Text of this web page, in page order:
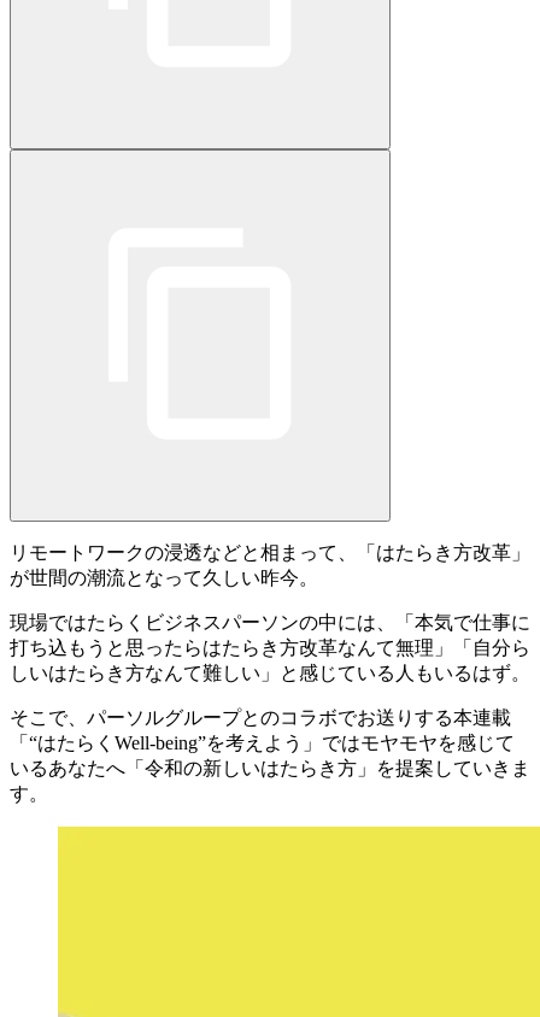
リモートワークの浸透などと相まって、「はたらき方改革」
が世間の潮流となって久しい昨今。
現場ではたらくビジネスパーソンの中には、「本気で仕事に
打ち込もうと思ったらはたらき方改革なんて無理」「自分ら
しいはたらき方なんて難しい」と感じている人もいるはず。
そこで、パーソルグループとのコラボでお送りする本連載
「 “はたらくWell-being”を考えよう 」ではモヤモヤを感じて
いるあなたへ「 令和の新しいはたらき方 」を提案していきま
す。